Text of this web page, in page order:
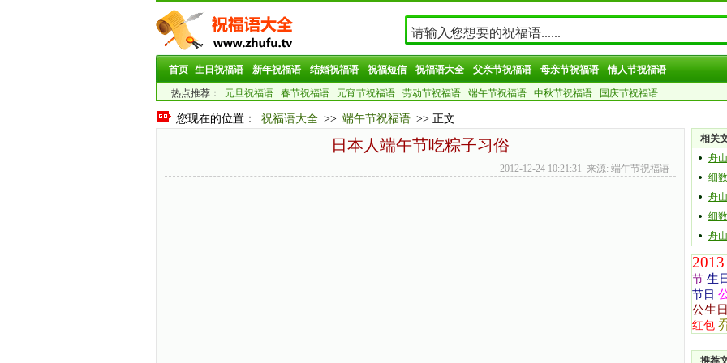
首页 生日祝福语 新年祝福语 结婚祝福语 祝福短信 祝福语大全 父亲节祝福语 母亲节祝福语 情人节祝福语
热点推荐： 元旦祝福语 春节祝福语 元宵节祝福语 劳动节祝福语 端午节祝福语 中秋节祝福语 国庆节祝福语
您现在的位置： 祝福语大全 >> 端午节祝福语 >> 正文
日本人端午节吃粽子习俗
2012-12-24 10:21:31 来源: 端午节祝福语
相关
舟
细
舟
细
舟
2013
节 生
节日
公生
红包
推荐